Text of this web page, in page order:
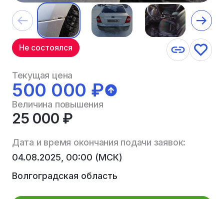
Не состоялся
Текущая цена
500 000 ₽
Величина повышения
25 000 ₽
Дата и время окончания подачи заявок:
04.08.2025, 00:00 (МСК)
Волгоградская область